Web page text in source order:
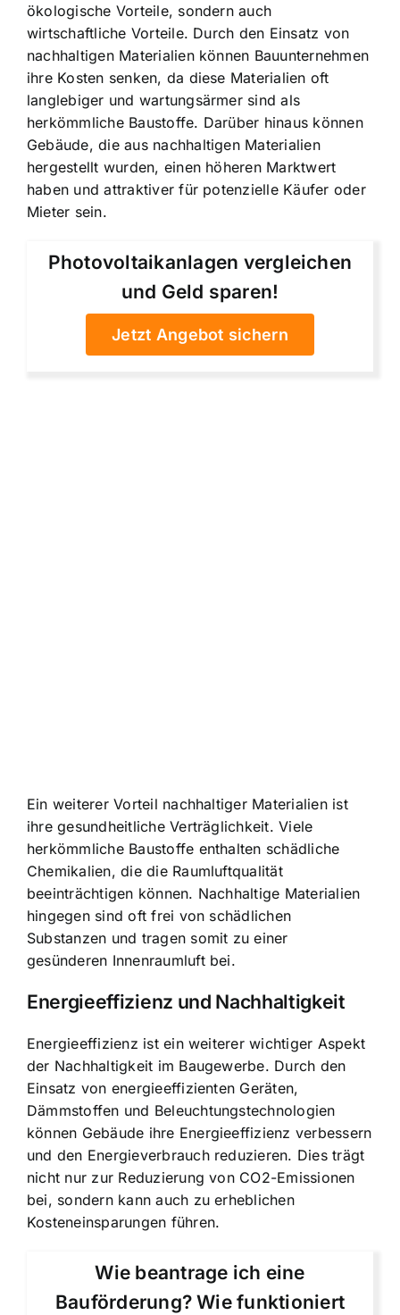
ökologische Vorteile, sondern auch
wirtschaftliche Vorteile. Durch den Einsatz von
nachhaltigen Materialien können Bauunternehmen
ihre Kosten senken, da diese Materialien oft
langlebiger und wartungsärmer sind als
herkömmliche Baustoffe. Darüber hinaus können
Gebäude, die aus nachhaltigen Materialien
hergestellt wurden, einen höheren Marktwert
haben und attraktiver für potenzielle Käufer oder
Mieter sein.
Photovoltaikanlagen vergleichen
und Geld sparen!
Jetzt Angebot sichern
Ein weiterer Vorteil nachhaltiger Materialien ist
ihre gesundheitliche Verträglichkeit. Viele
herkömmliche Baustoffe enthalten schädliche
Chemikalien, die die Raumluftqualität
beeinträchtigen können. Nachhaltige Materialien
hingegen sind oft frei von schädlichen
Substanzen und tragen somit zu einer
gesünderen Innenraumluft bei.
Energieeffizienz und Nachhaltigkeit
Energieeffizienz ist ein weiterer wichtiger Aspekt
der Nachhaltigkeit im Baugewerbe. Durch den
Einsatz von energieeffizienten Geräten,
Dämmstoffen und Beleuchtungstechnologien
können Gebäude ihre Energieeffizienz verbessern
und den Energieverbrauch reduzieren. Dies trägt
nicht nur zur Reduzierung von CO2-Emissionen
bei, sondern kann auch zu erheblichen
Kosteneinsparungen führen.
Wie beantrage ich eine
Bauförderung? Wie funktioniert